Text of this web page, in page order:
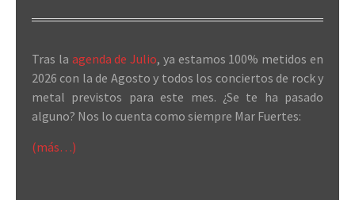
Tras la agenda de Julio, ya estamos 100% metidos en
2026 con la de Agosto y todos los conciertos de rock y
metal previstos para este mes. ¿Se te ha pasado
alguno? Nos lo cuenta como siempre Mar Fuertes:
(más…)